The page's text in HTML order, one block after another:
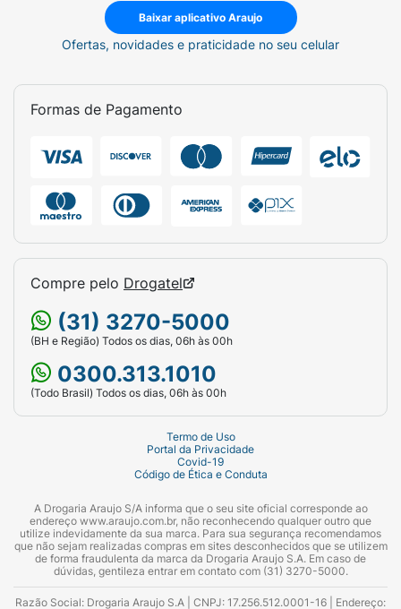
Baixar aplicativo Araujo
Ofertas, novidades e praticidade no seu celular
Formas de Pagamento
Compre pelo Drogatel
(31) 3270-5000
(BH e Região) Todos os dias, 06h às 00h
0300.313.1010
(Todo Brasil) Todos os dias, 06h às 00h
Termo de Uso
Portal da Privacidade
Covid-19
Código de Ética e Conduta
A Drogaria Araujo S/A informa que o seu site oficial corresponde ao
endereço www.araujo.com.br, não reconhecendo qualquer outro que
utilize indevidamente da sua marca. Para sua segurança recomendamos
que não sejam realizadas compras em sites desconhecidos que se utilizem
de forma fraudulenta da marca da Drogaria Araujo S.A. Em caso de
dúvidas, gentileza entrar em contato com (31) 3270-5000.
Razão Social: Drogaria Araujo S.A | CNPJ: 17.256.512.0001-16 | Endereço: